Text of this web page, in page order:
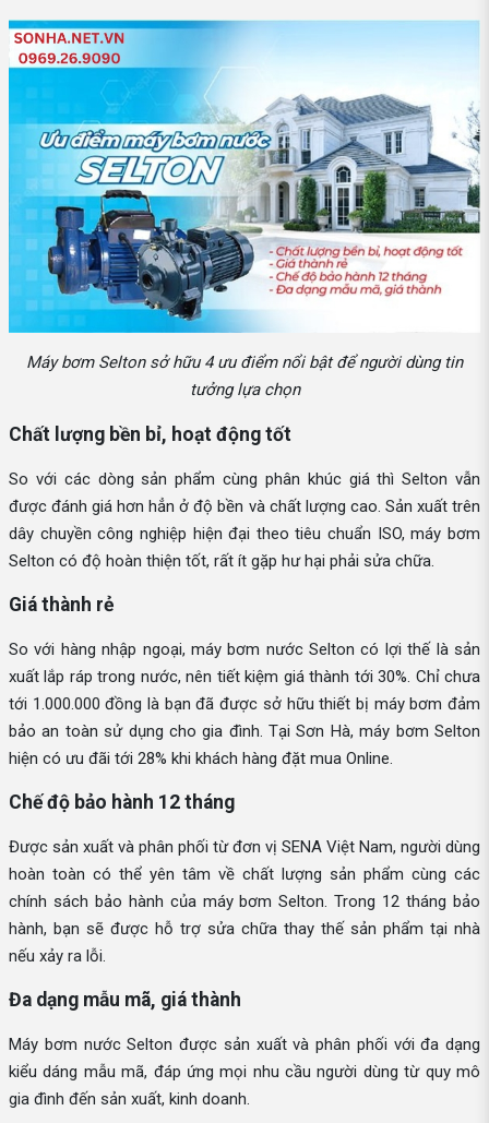
Máy bơm Selton sở hữu 4 ưu điểm nổi bật để người dùng tin
tưởng lựa chọn
Chất lượng bền bỉ, hoạt động tốt
So với các dòng sản phẩm cùng phân khúc giá thì Selton vẫn
được đánh giá hơn hẳn ở độ bền và chất lượng cao. Sản xuất trên
dây chuyền công nghiệp hiện đại theo tiêu chuẩn ISO, máy bơm
Selton có độ hoàn thiện tốt, rất ít gặp hư hại phải sửa chữa.
Giá thành rẻ
So với hàng nhập ngoại, máy bơm nước Selton có lợi thế là sản
xuất lắp ráp trong nước, nên tiết kiệm giá thành tới 30%. Chỉ chưa
tới 1.000.000 đồng là bạn đã được sở hữu thiết bị máy bơm đảm
bảo an toàn sử dụng cho gia đình. Tại Sơn Hà, máy bơm Selton
hiện có ưu đãi tới 28% khi khách hàng đặt mua Online.
Chế độ bảo hành 12 tháng
Được sản xuất và phân phối từ đơn vị SENA Việt Nam, người dùng
hoàn toàn có thể yên tâm về chất lượng sản phẩm cùng các
chính sách bảo hành của máy bơm Selton. Trong 12 tháng bảo
hành, bạn sẽ được hỗ trợ sửa chữa thay thế sản phẩm tại nhà
nếu xảy ra lỗi.
Đa dạng mẫu mã, giá thành
Máy bơm nước Selton được sản xuất và phân phối với đa dạng
kiểu dáng mẫu mã, đáp ứng mọi nhu cầu người dùng từ quy mô
gia đình đến sản xuất, kinh doanh.